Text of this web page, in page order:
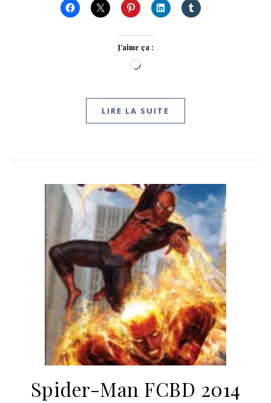
J’aime ça :
Chargement…
LIRE LA SUITE
Spider-Man FCBD 2014